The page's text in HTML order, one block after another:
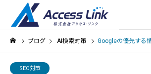
ブログ AI検索対策 Googleの優先する情報源
SEO対策